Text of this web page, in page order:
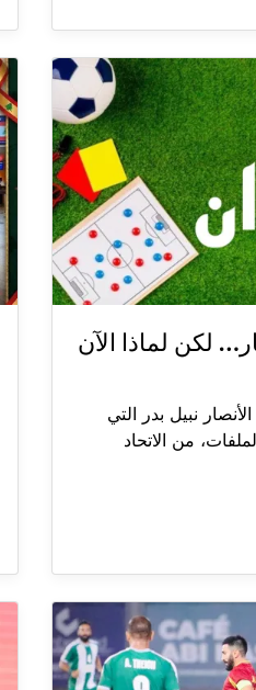
لكن لماذا الآن
نبيل بدر التي
من الاتحاد